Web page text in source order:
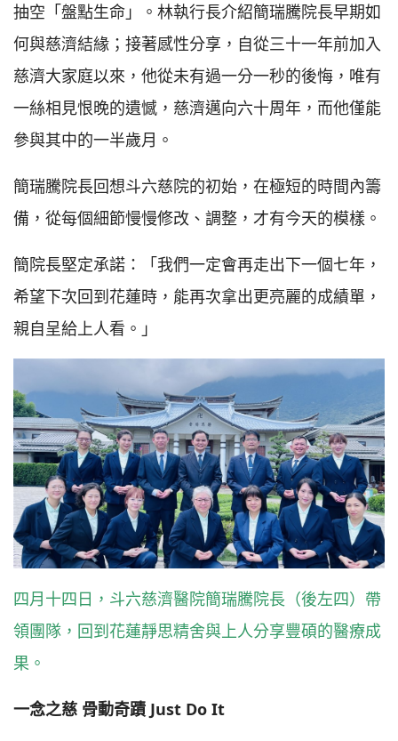
抽空「盤點生命」。林執行長介紹簡瑞騰院長早期如
何與慈濟結緣；接著感性分享，自從三十一年前加入
慈濟大家庭以來，他從未有過一分一秒的後悔，唯有
一絲相見恨晚的遺憾，慈濟邁向六十周年，而他僅能
參與其中的一半歲月。
簡瑞騰院長回想斗六慈院的初始，在極短的時間內籌
備，從每個細節慢慢修改、調整，才有今天的模樣。
簡院長堅定承諾：「我們一定會再走出下一個七年，
希望下次回到花蓮時，能再次拿出更亮麗的成績單，
親自呈給上人看。」
四月十四日，斗六慈濟醫院簡瑞騰院長（後左四）帶
領團隊，回到花蓮靜思精舍與上人分享豐碩的醫療成
果。
一念之慈 骨動奇蹟 Just Do It